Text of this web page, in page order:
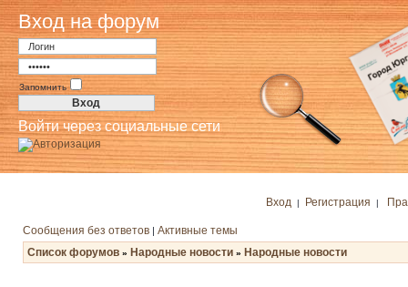
Вход на форум
Запомнить
Войти через социальные сети
Вход | Регистрация |
Сообщения без ответов | Активные темы
Список форумов » Народные новости » Народные новости